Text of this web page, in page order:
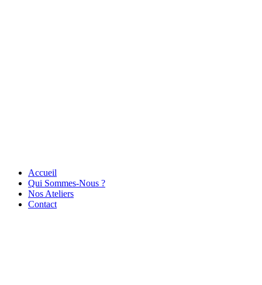
Accueil
Qui Sommes-Nous ?
Nos Ateliers
Contact